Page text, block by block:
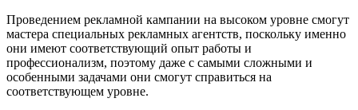
Проведением рекламной кампании на высоком уровне смогут
мастера специальных рекламных агентств, поскольку именно
они имеют соответствующий опыт работы и
профессионализм, поэтому даже с самыми сложными и
особенными задачами они смогут справиться на
соответствующем уровне.